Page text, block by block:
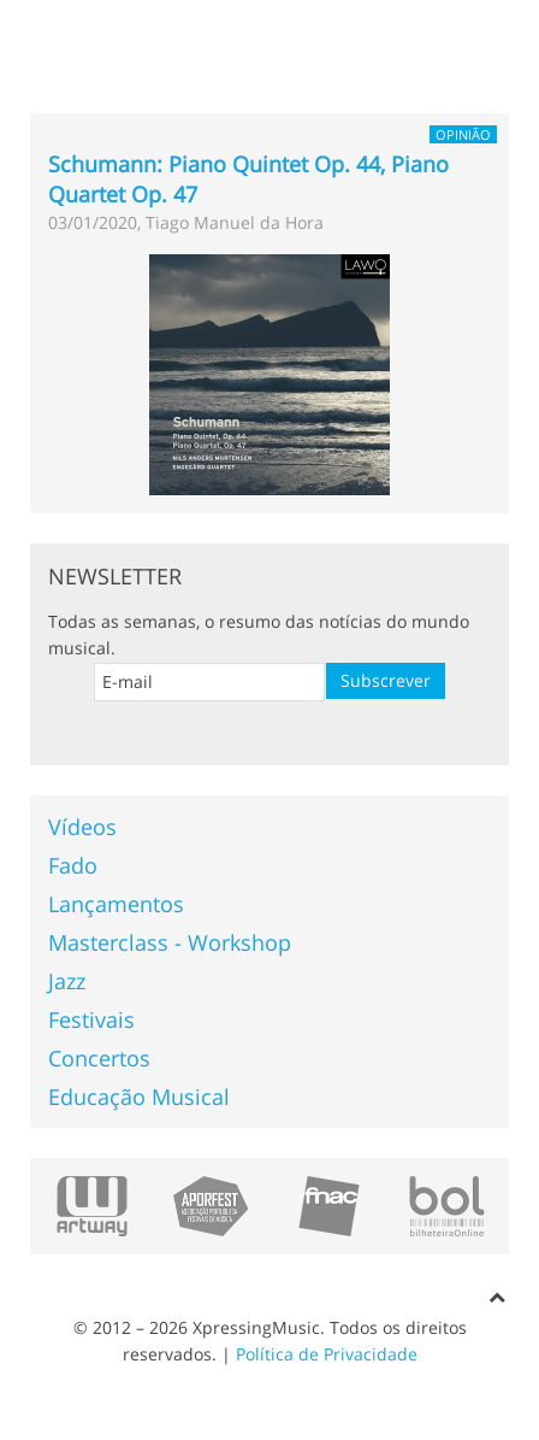
OPINIÃO
Schumann: Piano Quintet Op. 44, Piano
Quartet Op. 47
03/01/2020, Tiago Manuel da Hora
NEWSLETTER
Todas as semanas, o resumo das notícias do mundo
musical.
Vídeos
Fado
Lançamentos
Masterclass - Workshop
Jazz
Festivais
Concertos
Educação Musical
© 2012 – 2026 XpressingMusic. Todos os direitos
reservados. | Política de Privacidade